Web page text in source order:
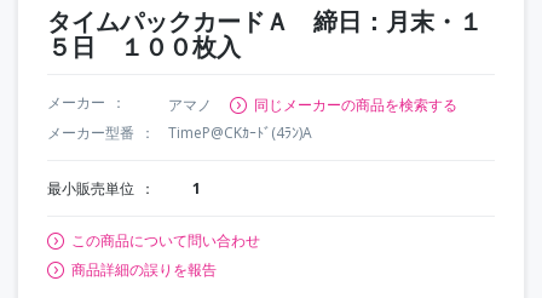
タイムパックカードＡ 締日：月末・１
５日 １００枚入
メーカー アマノ
同じメーカーの商品を検索する
メーカー型番
TimeP@CKｶｰﾄﾞ(4ﾗﾝ)A
最小販売単位 1
この商品について問い合わせ
商品詳細の誤りを報告